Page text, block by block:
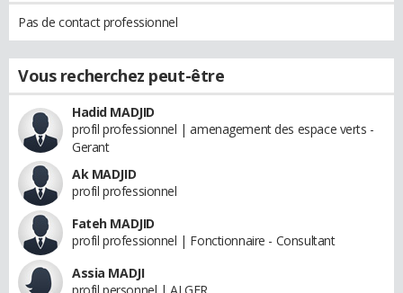
Pas de contact professionnel
Vous recherchez peut-être
Hadid MADJID
profil professionnel | amenagement des espace verts -
Gerant
Ak MADJID
profil professionnel
Fateh MADJID
profil professionnel | Fonctionnaire - Consultant
Assia MADJI